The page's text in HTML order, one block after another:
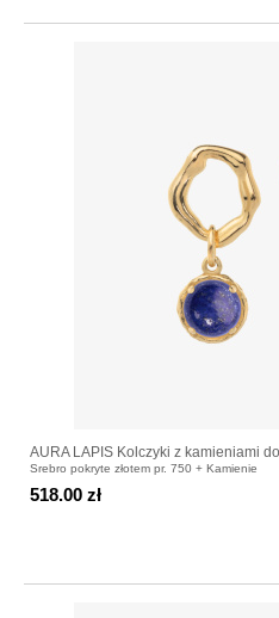
AURA LAPIS Kolczyki z kamieniami
Srebro pokryte złotem pr. 750 + Kamienie
518.00 zł